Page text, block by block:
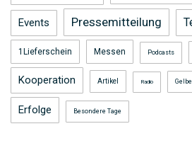
Events Pressemitteilung
1Lieferschein Messen Podcasts
Kooperation Artikel Radio
Erfolge Besondere Tage